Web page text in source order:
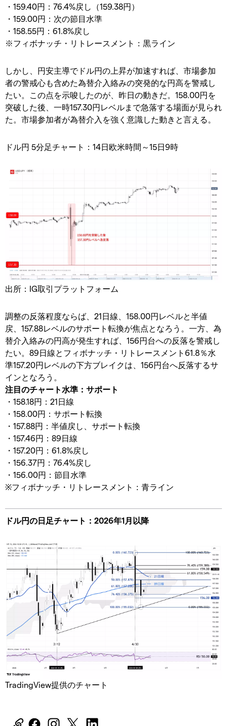
・159.40円：76.4%戻し（159.38円）
・159.00円：次の節目水準
・158.55円：61.8%戻し
※フィボナッチ・リトレースメント：黒ライン
しかし、円安主導でドル円の上昇が加速すれば、市場参加
者の警戒心も含めた為替介入絡みの突発的な円高を警戒し
たい。この点を示唆したのが、昨日の動きだ。158.00円を
突破した後、一時157.30円レベルまで急落する場面が見られ
た。市場参加者が為替介入を強く意識した動きと言える。
ドル円 5分足チャート：14日欧米時間～15日9時
出所：IG取引プラットフォーム
調整の反落程度ならば、21日線、158.00円レベルと半値
戻、157.88レベルのサポート転換が焦点となろう。一方、為
替介入絡みの円高が発生すれば、156円台への反落を警戒し
たい。89日線とフィボナッチ・リトレースメント61.8％水
準157.20円レベルの下方ブレイクは、156円台へ反落するサ
インとなろう。
注目のチャート水準：サポート
・158.18円：21日線
・158.00円：サポート転換
・157.88円：半値戻し、サポート転換
・157.46円：89日線
・157.20円：61.8%戻し
・156.37円：76.4%戻し
・156.00円：節目水準
※フィボナッチ・リトレースメント：青ライン
ドル円の日足チャート：2026年1月以降
TradingView提供のチャート